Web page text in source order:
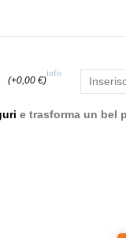
(+0,00 €)
info
e trasforma un bel